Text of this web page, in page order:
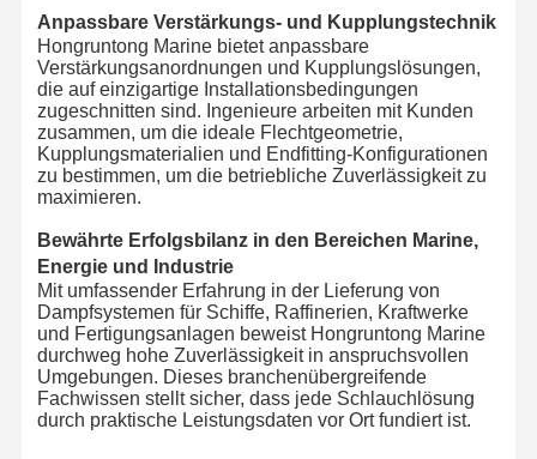
Anpassbare Verstärkungs- und Kupplungstechnik
Hongruntong Marine bietet anpassbare
Verstärkungsanordnungen und Kupplungslösungen,
die auf einzigartige Installationsbedingungen
zugeschnitten sind. Ingenieure arbeiten mit Kunden
zusammen, um die ideale Flechtgeometrie,
Kupplungsmaterialien und Endfitting-Konfigurationen
zu bestimmen, um die betriebliche Zuverlässigkeit zu
maximieren.
Bewährte Erfolgsbilanz in den Bereichen Marine,
Energie und Industrie
Mit umfassender Erfahrung in der Lieferung von
Dampfsystemen für Schiffe, Raffinerien, Kraftwerke
und Fertigungsanlagen beweist Hongruntong Marine
durchweg hohe Zuverlässigkeit in anspruchsvollen
Umgebungen. Dieses branchenübergreifende
Fachwissen stellt sicher, dass jede Schlauchlösung
durch praktische Leistungsdaten vor Ort fundiert ist.